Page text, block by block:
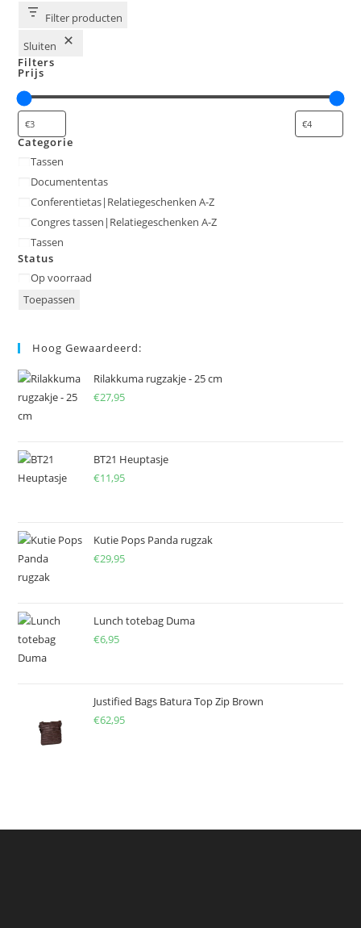
Filter producten
Sluiten
Filters
Prijs
Categorie
Categorie
Tassen
Documententas
Conferentietas|Relatiegeschenken A-Z
Congres tassen|Relatiegeschenken A-Z
Tassen
Status
Status
Op voorraad
Toepassen
Hoog Gewaardeerd:
Rilakkuma rugzakje - 25 cm
€27,95
BT21 Heuptasje
€11,95
Kutie Pops Panda rugzak
€29,95
Lunch totebag Duma
€6,95
Justified Bags Batura Top Zip Brown
€62,95